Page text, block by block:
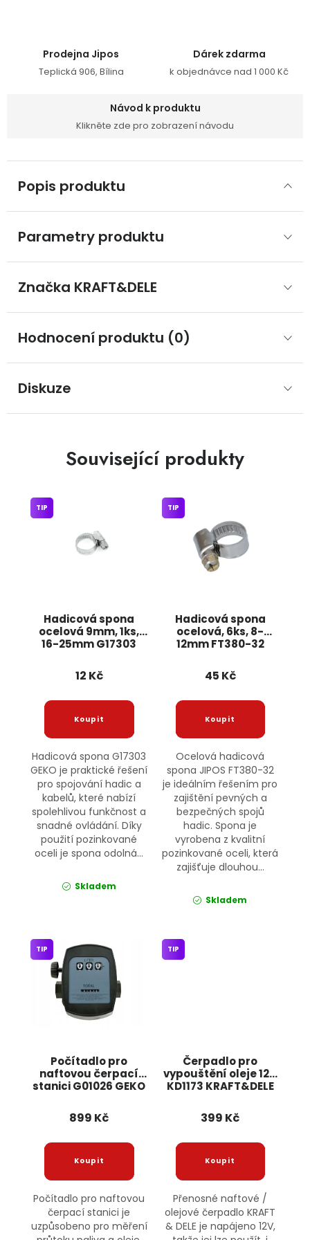
Prodejna Jipos
Teplická 906, Bílina
Dárek zdarma
k objednávce nad 1 000 Kč
Návod k produktu
Klikněte zde pro zobrazení návodu
Popis produktu
Parametry produktu
Značka KRAFT&DELE
Hodnocení produktu (0)
Diskuze
Související produkty
Hadicová spona
ocelová 9mm, 1ks,
16-25mm G17303
TIP
12 Kč
Hadicová spona G17303
GEKO je praktické řešení
pro spojování hadic a
kabelů, které nabízí
spolehlivou funkčnost a
snadné ovládání. Díky
použití pozinkované
oceli je spona odolná...
Skladem
Hadicová spona
ocelová, 6ks, 8-
12mm FT380-32
TIP
45 Kč
Ocelová hadicová
spona JIPOS FT380-32
je ideálním řešením pro
zajištění pevných a
bezpečných spojů
hadic. Spona je
vyrobena z kvalitní
pozinkované oceli, která
zajišťuje dlouhou...
Skladem
Počítadlo pro
naftovou čerpací
stanici G01026 GEKO
TIP
899 Kč
Počítadlo pro naftovou
čerpací stanici je
uzpůsobeno pro měření
Čerpadlo pro
vypouštění oleje 12V
KD1173 KRAFT&DELE
TIP
399 Kč
Přenosné naftové /
olejové čerpadlo KRAFT
& DELE je napájeno 12V,